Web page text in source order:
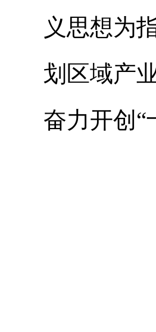
义思想为
划区域产
奋力开创“